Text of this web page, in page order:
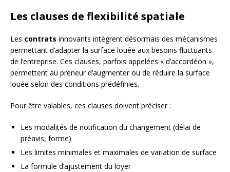
Les clauses de flexibilité spatiale
Les contrats innovants intègrent désormais des mécanismes
permettant d’adapter la surface louée aux besoins fluctuants
de l’entreprise. Ces clauses, parfois appelées « d’accordéon »,
permettent au preneur d’augmenter ou de réduire la surface
louée selon des conditions prédéfinies.
Pour être valables, ces clauses doivent préciser :
Les modalités de notification du changement (délai de
préavis, forme)
Les limites minimales et maximales de variation de surface
La formule d’ajustement du loyer